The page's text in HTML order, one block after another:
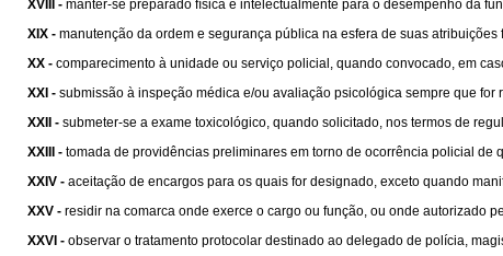
XVIII - manter-se preparado física e intelectualmente para o desempenho da
XIX - manutenção da ordem e segurança pública na esfera de suas atribuições
XX - comparecimento à unidade ou serviço policial, quando convocado, em
XXI - submissão à inspeção médica e/ou avaliação psicológica sempre que
XXII - submeter-se a exame toxicológico, quando solicitado, nos termos de
XXIII - tomada de providências preliminares em torno de ocorrência policial
XXIV - aceitação de encargos para os quais for designado, exceto quando
XXV - residir na comarca onde exerce o cargo ou função, ou onde autorizado
XXVI - observar o tratamento protocolar destinado ao delegado de polícia,